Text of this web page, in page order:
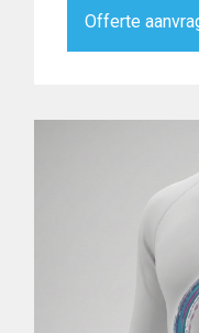
Offerte